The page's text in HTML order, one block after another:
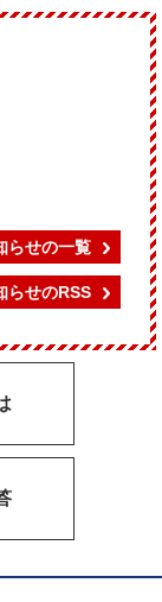
らせの一覧
らせのRSS